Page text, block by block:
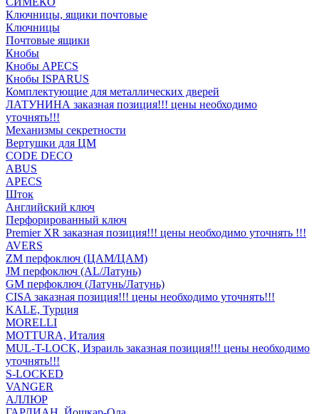
Ключницы, ящики почтовые
Ключницы
Почтовые ящики
Кнобы
Кнобы APECS
Кнобы ISPARUS
Комплектующие для металлических дверей
ЛАТУНИНА заказная позиция!!! цены необходимо
уточнять!!!
Механизмы секретности
Вертушки для ЦМ
CODE DECO
ABUS
APECS
Шток
Английский ключ
Перфорированный ключ
Premier XR заказная позиция!!! цены необходимо уточнять !!!
AVERS
ZM перфоключ (ЦАМ/ЦАМ)
JМ перфоключ (АL/Латунь)
GM перфоключ (Латунь/Латунь)
CISA заказная позиция!!! цены необходимо уточнять!!!
KALE, Турция
MORELLI
MOTTURA, Италия
MUL-T-LOCK, Израиль заказная позиция!!! цены необходимо
уточнять!!!
S-LOCKED
VANGER
АЛЛЮР